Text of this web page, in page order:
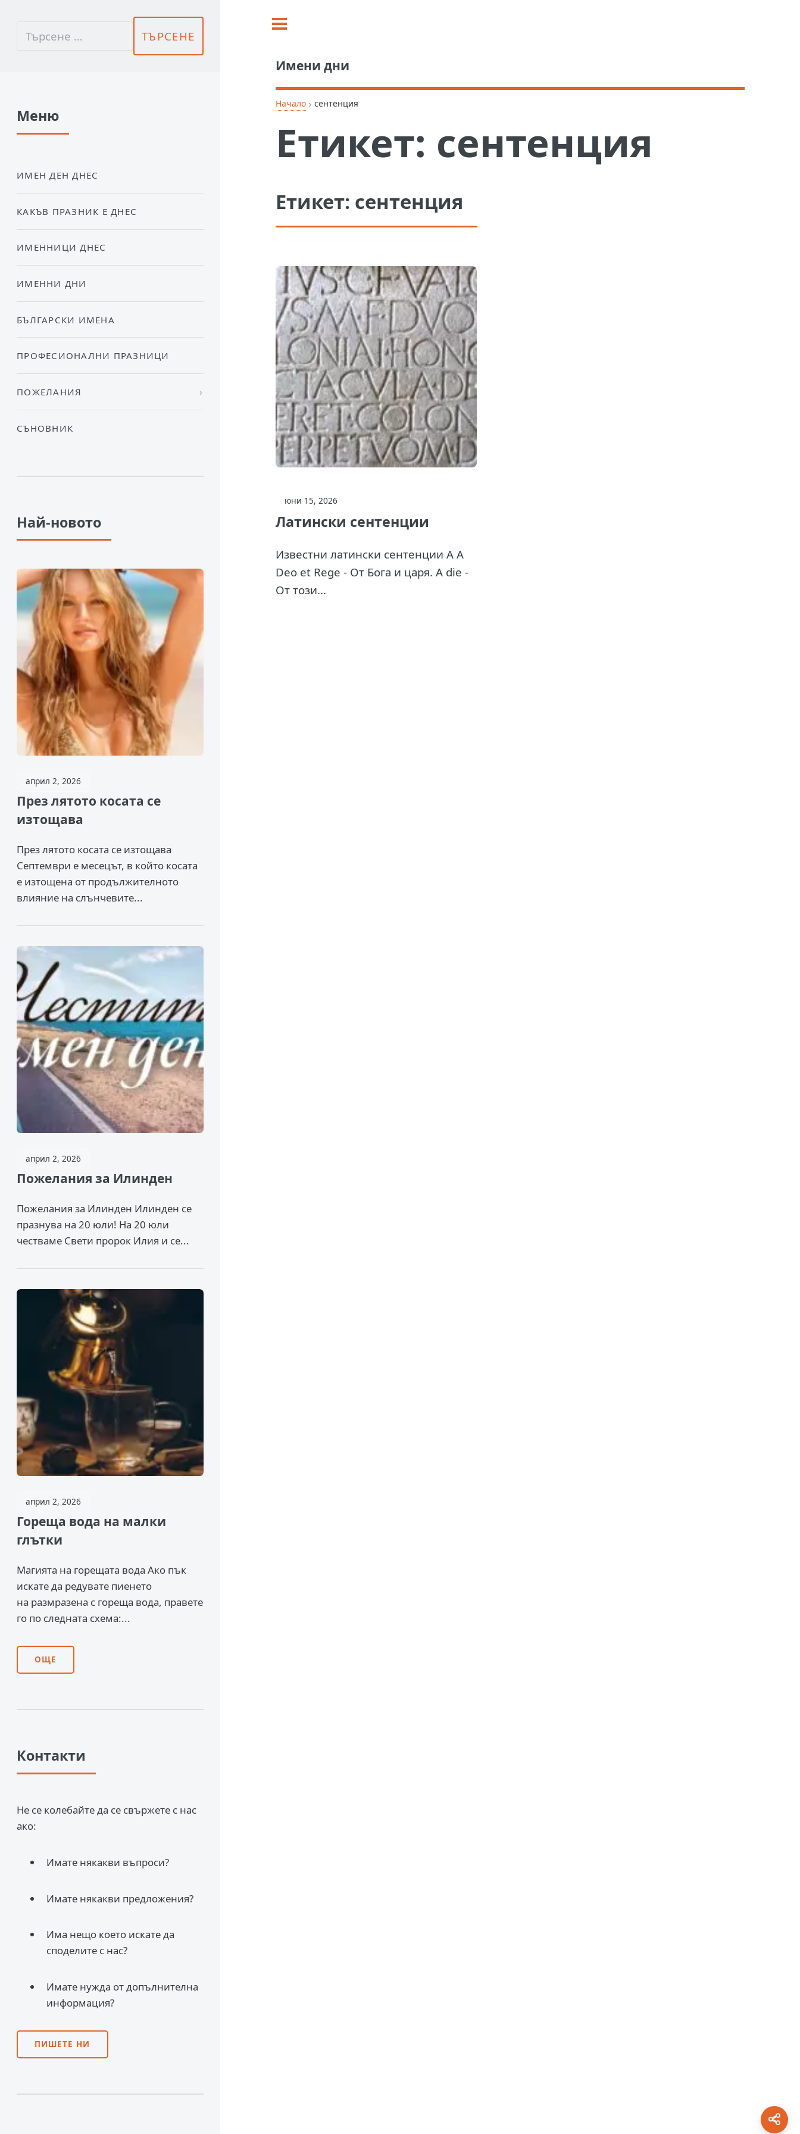
Имени дни
Начало › сентенция
Етикет: сентенция
Етикет: сентенция
юни 15, 2026
Латински сентенции
Известни латински сентенции A A
Deo et Rege - От Бога и царя. A die -
От този...
Меню
ИМЕН ДЕН ДНЕС
КАКЪВ ПРАЗНИК Е ДНЕС
ИМЕННИЦИ ДНЕС
ИМЕННИ ДНИ
БЪЛГАРСКИ ИМЕНА
ПРОФЕСИОНАЛНИ ПРАЗНИЦИ
ПОЖЕЛАНИЯ
СЪНОВНИК
Най-новото
април 2, 2026
През лятото косата се
изтощава
През лятото косата се изтощава
Септември е месецът, в който косата
е изтощена от продължителното
влияние на слънчевите...
април 2, 2026
Пожелания за Илинден
Пожелания за Илинден Илинден се
празнува на 20 юли! На 20 юли
честваме Свети пророк Илия и се...
април 2, 2026
Гореща вода на малки
глътки
Магията на горещата вода Ако пък
искате да редувате пиенето
на размразена с гореща вода, правете
го по следната схема:...
ОЩЕ
Контакти
Не се колебайте да се свържете с нас
ако:
Имате някакви въпроси?
Имате някакви предложения?
Има нещо което искате да
споделите с нас?
Имате нужда от допълнителна
информация?
ПИШЕТЕ НИ